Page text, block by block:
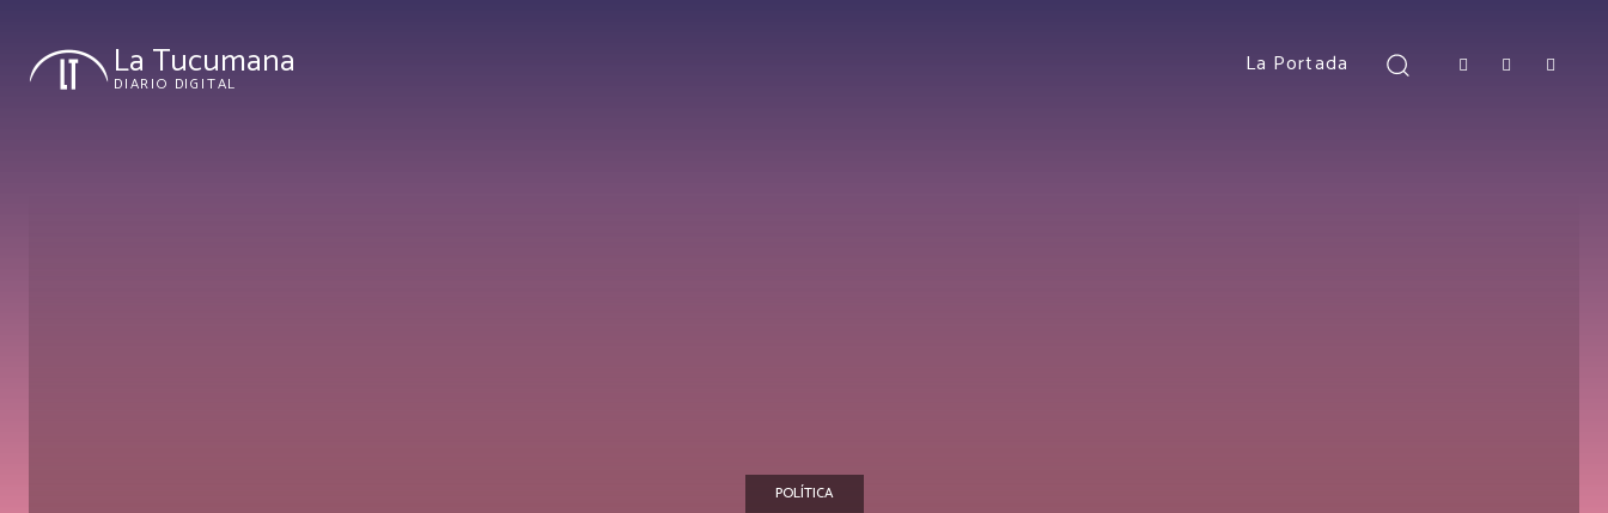
La Tucumana
DIARIO DIGITAL
La Portada
POLÍTICA